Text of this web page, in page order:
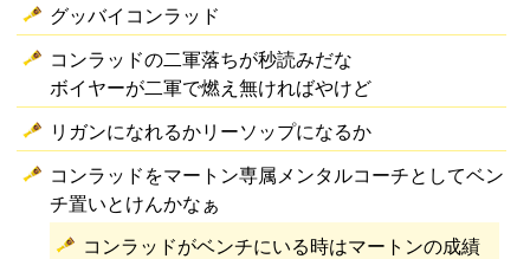
グッバイコンラッド
コンラッドの二軍落ちが秒読みだな
ボイヤーが二軍で燃え無ければやけど
リガンになれるかリーソップになるか
コンラッドをマートン専属メンタルコーチとしてベン
チ置いとけんかなぁ
コンラッドがベンチにいる時はマートンの成績